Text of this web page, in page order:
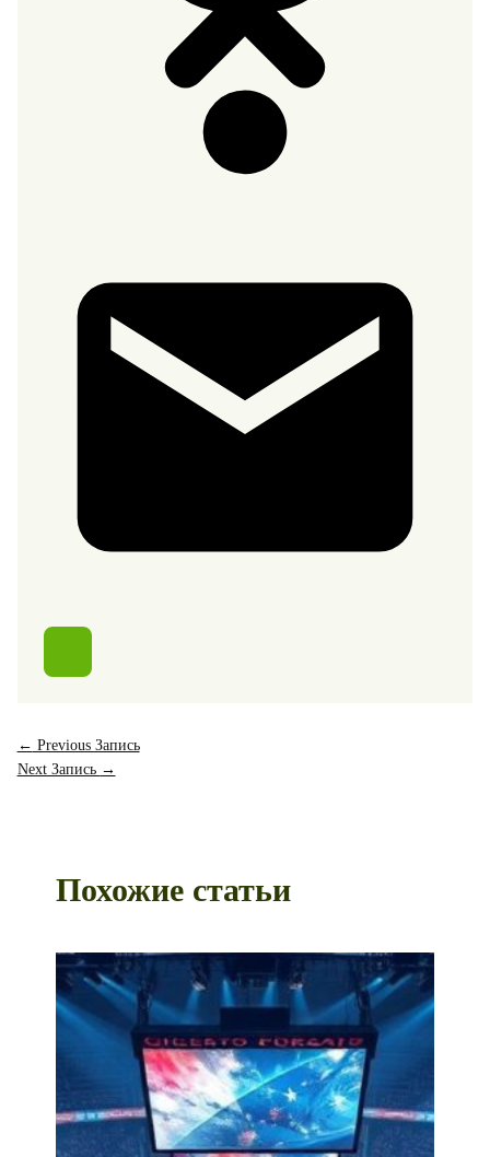
← Previous Запись
Next Запись →
Похожие статьи